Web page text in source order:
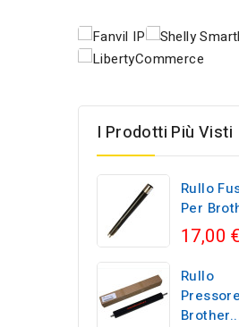
I Prodotti Più Visti
Rullo
Per
17,00 €
Rullo